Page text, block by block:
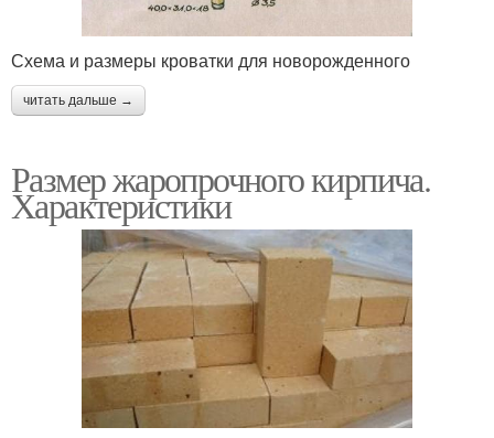
Схема и размеры кроватки для новорожденного
читать дальше →
Размер жаропрочного кирпича.
Характеристики